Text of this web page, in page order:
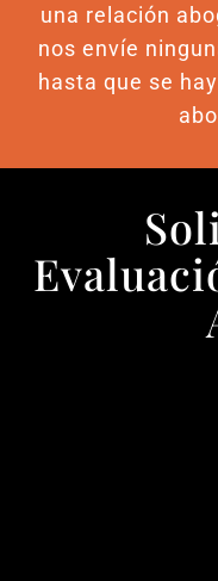
una relación
nos envíe
hasta que se